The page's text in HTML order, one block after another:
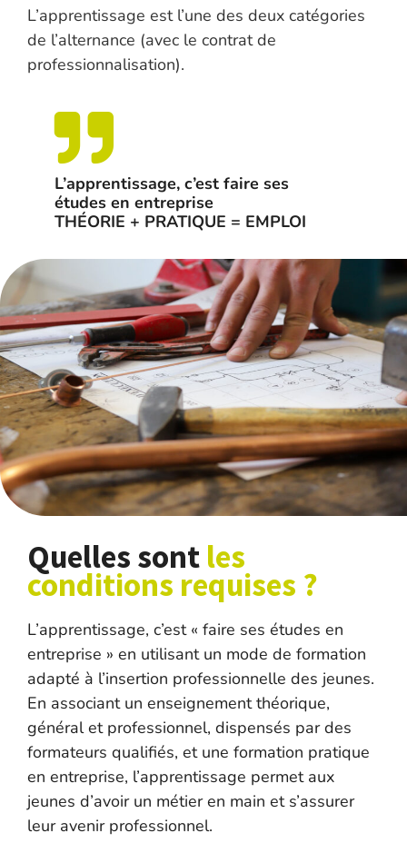
L’apprentissage est l’une des deux catégories
de l’alternance (avec le contrat de
professionnalisation).
L’apprentissage, c’est faire ses
études en entreprise
THÉORIE + PRATIQUE = EMPLOI
Quelles sont les
conditions requises ?
L’apprentissage, c’est « faire ses études en
entreprise » en utilisant un mode de formation
adapté à l’insertion professionnelle des jeunes.
En associant un enseignement théorique,
général et professionnel, dispensés par des
formateurs qualifiés, et une formation pratique
en entreprise, l’apprentissage permet aux
jeunes d’avoir un métier en main et s’assurer
leur avenir professionnel.